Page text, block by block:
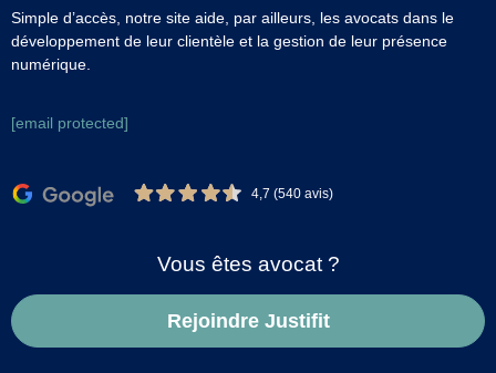
Simple d’accès, notre site aide, par ailleurs, les avocats dans le
développement de leur clientèle et la gestion de leur présence
numérique.
[email protected]
4,7 (540 avis)
Vous êtes avocat ?
Rejoindre Justifit